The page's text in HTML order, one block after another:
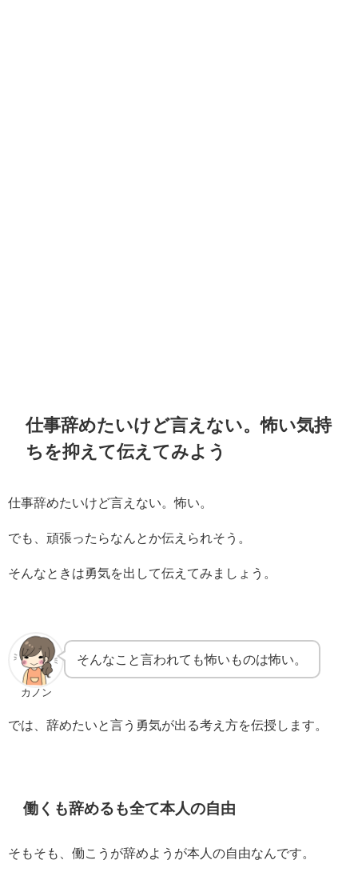
仕事辞めたいけど言えない。怖い気持
ちを抑えて伝えてみよう
仕事辞めたいけど言えない。怖い。
でも、頑張ったらなんとか伝えられそう。
そんなときは勇気を出して伝えてみましょう。
カノン
そんなこと言われても怖いものは怖い。
では、辞めたいと言う勇気が出る考え方を伝授します。
働くも辞めるも全て本人の自由
そもそも、働こうが辞めようが本人の自由なんです。